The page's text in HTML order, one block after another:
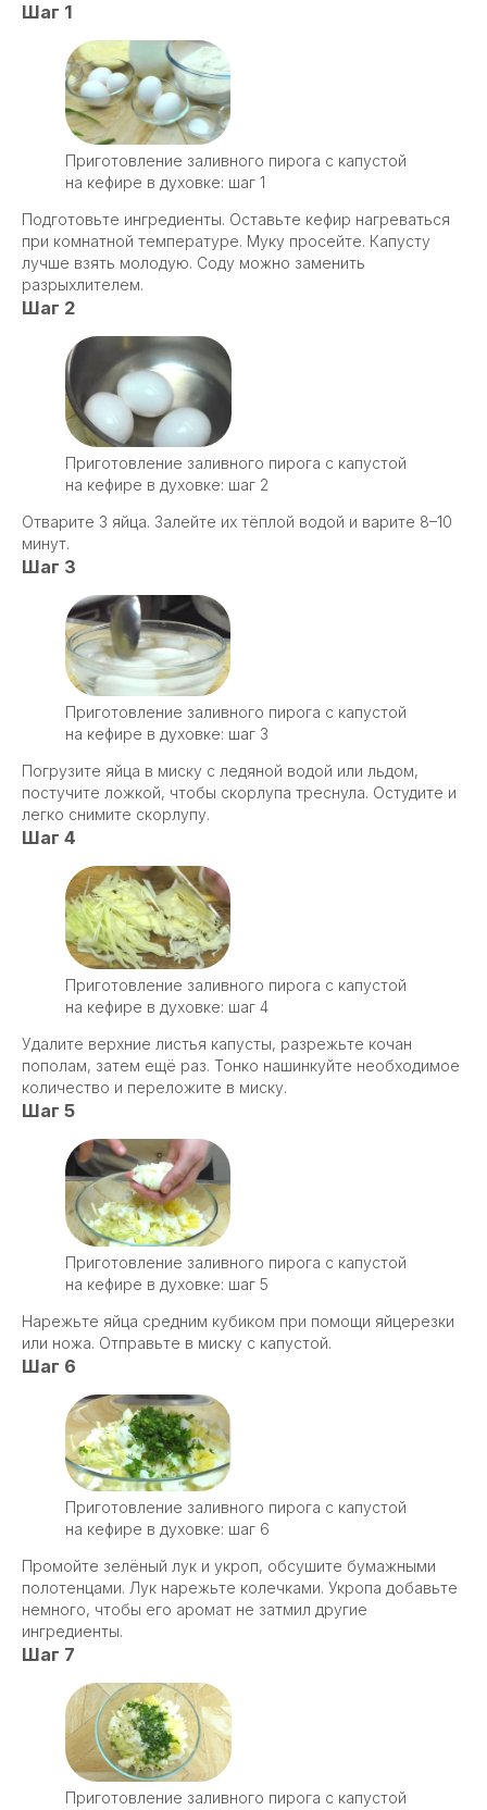
Шаг 1
Приготовление заливного пирога с капустой
на кефире в духовке: шаг 1
Подготовьте ингредиенты. Оставьте кефир нагреваться
при комнатной температуре. Муку просейте. Капусту
лучше взять молодую. Соду можно заменить
разрыхлителем.
Шаг 2
Приготовление заливного пирога с капустой
на кефире в духовке: шаг 2
Отварите 3 яйца. Залейте их тёплой водой и варите 8–10
минут.
Шаг 3
Приготовление заливного пирога с капустой
на кефире в духовке: шаг 3
Погрузите яйца в миску с ледяной водой или льдом,
постучите ложкой, чтобы скорлупа треснула. Остудите и
легко снимите скорлупу.
Шаг 4
Приготовление заливного пирога с капустой
на кефире в духовке: шаг 4
Удалите верхние листья капусты, разрежьте кочан
пополам, затем ещё раз. Тонко нашинкуйте необходимое
количество и переложите в миску.
Шаг 5
Приготовление заливного пирога с капустой
на кефире в духовке: шаг 5
Нарежьте яйца средним кубиком при помощи яйцерезки
или ножа. Отправьте в миску с капустой.
Шаг 6
Приготовление заливного пирога с капустой
на кефире в духовке: шаг 6
Промойте зелёный лук и укроп, обсушите бумажными
полотенцами. Лук нарежьте колечками. Укропа добавьте
немного, чтобы его аромат не затмил другие
ингредиенты.
Шаг 7
Приготовление заливного пирога с капустой